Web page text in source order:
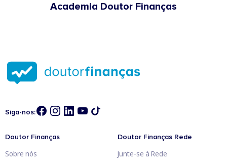
Academia Doutor Finanças
Siga-nos:
Doutor Finanças
Sobre nós
Doutor Finanças Rede
Junte-se à Rede